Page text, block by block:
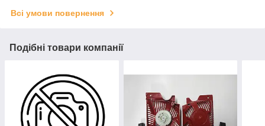
Всі умови повернення
Подібні товари компанії